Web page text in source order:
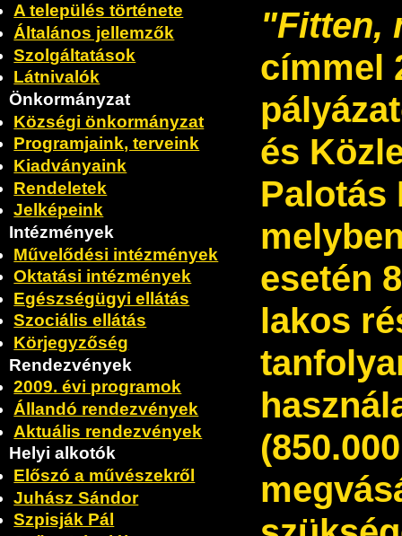
A település története
Általános jellemzők
Szolgáltatások
Látnivalók
Önkormányzat
Községi önkormányzat
Programjaink, terveink
Kiadványaink
Rendeletek
Jelképeink
Intézmények
Művelődési intézmények
Oktatási intézmények
Egészségügyi ellátás
Szociális ellátás
Körjegyzőség
Rendezvények
2009. évi programok
Állandó rendezvények
Aktuális rendezvények
Helyi alkotók
Előszó a művészekről
Juhász Sándor
Szpisják Pál
"Fitten,
címmel
és
Palotás
esetén
lakos